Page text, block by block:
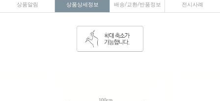
상품알림 상품상세정보 배송/교환/반품정보 전시사례